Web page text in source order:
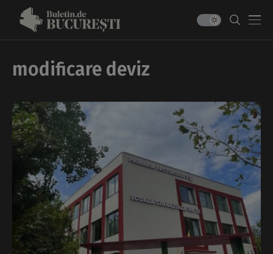
modificare deviz